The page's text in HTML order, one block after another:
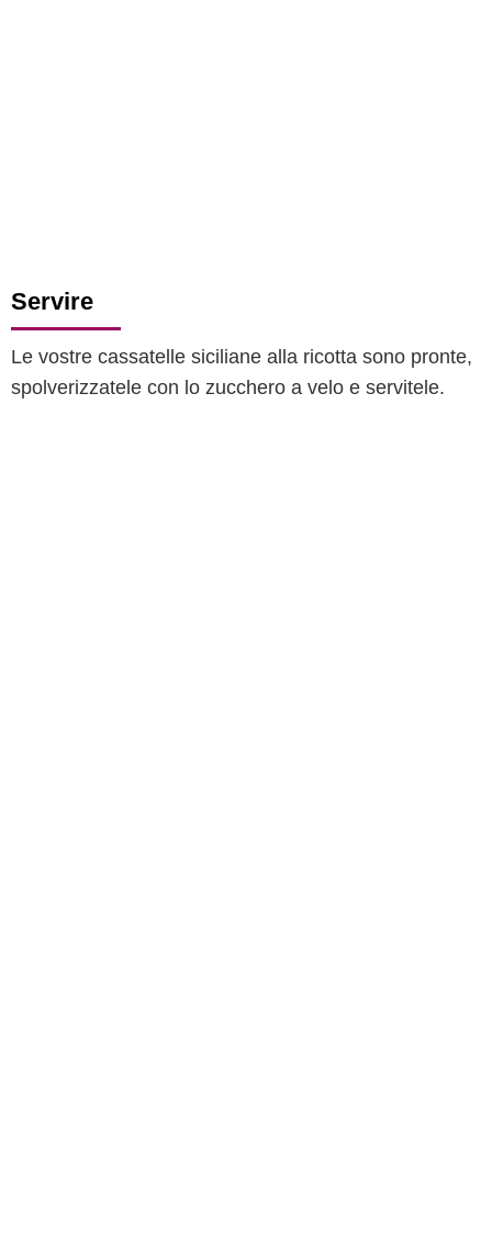
Servire
Le vostre cassatelle siciliane alla ricotta sono pronte,
spolverizzatele con lo zucchero a velo e servitele.